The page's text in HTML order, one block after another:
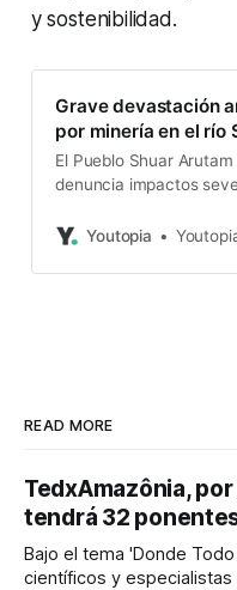
y sostenibilidad.
Grave devastación
por minería en el río
El Pueblo Shuar Arutam
denuncia impactos
identificó 37 puntos de
Youtopia
READ MORE
TedxAmazônia,
tendrá 32
Bajo el tema 'Donde
científicos y